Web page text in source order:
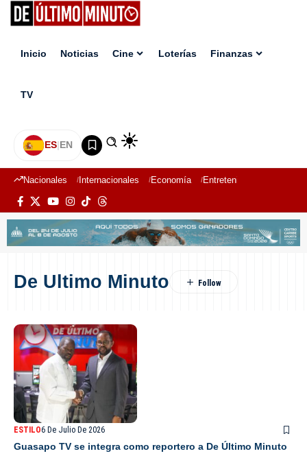
Inicio Noticias Cine Loterías Finanzas
TV
ES|EN
Nacionales Internacionales Economía Entretenimiento
De Ultimo Minuto
ESTILO6 De Julio De 2026
Guasapo TV se integra como reportero a De Último Minuto